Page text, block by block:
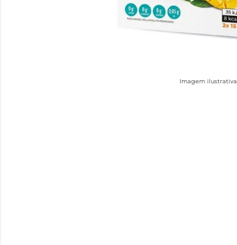
Imagem ilustrativa